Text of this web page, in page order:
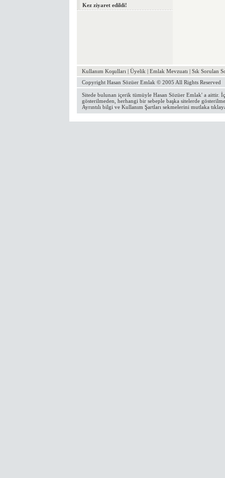
Kez ziyaret edildi!
Kullanım Koşulları | Üyelik | Emlak Mevzuatı | Sık Sorulan
Copyright Hasan Sözüer Emlak © 2005 All Rights Reserved
Sitede bulunan içerik tümüyle Hasan Sözüer Emlak' a aittir.
gösterilmeden, herhangi bir sebeple başka sitelerde
Ayrıntılı bilgi ve Kullanım Şartları sekmelerini mutlaka